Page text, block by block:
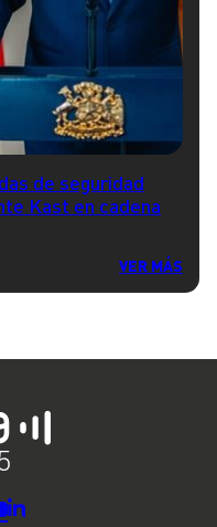
de seguridad
Kast en cadena
VER MÁS